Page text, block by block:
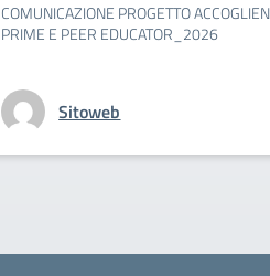
COMUNICAZIONE PROGETTO
PRIME E PEER EDUCATOR_2026
Sitoweb